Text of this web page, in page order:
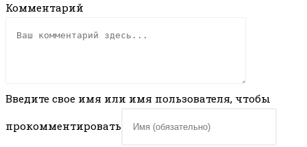
Комментарий
Введите свое имя или имя пользователя, чтобы
прокомментировать